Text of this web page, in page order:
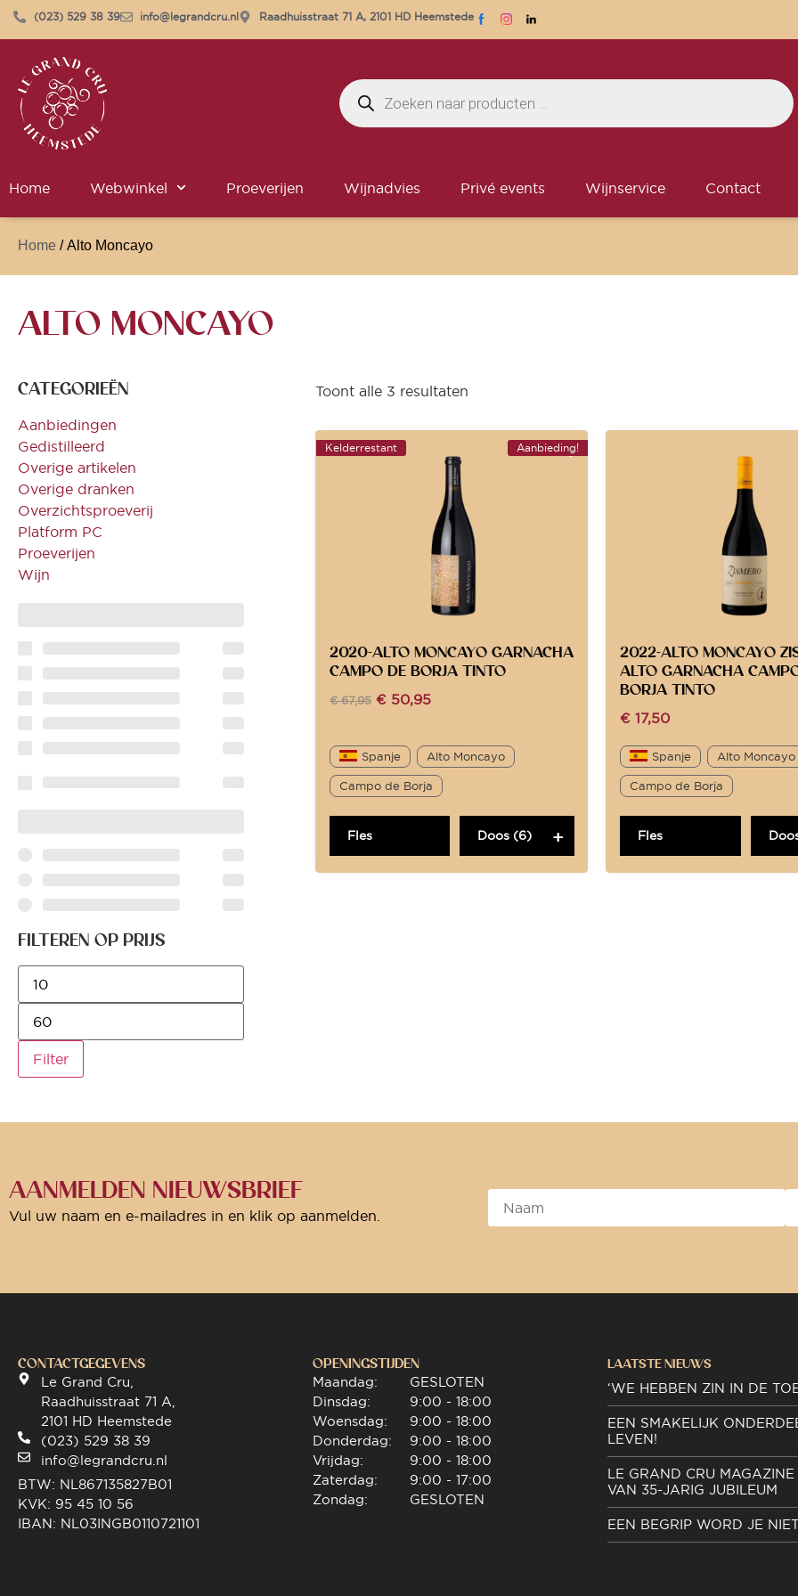
(023) 529 38 39 info@legrandcru.nl Raadhuisstraat 71 A, 2101 HD Heemstede
Home Webwinkel Proeverijen Wijnadvies Privé events Wijnservice Contact
Home / Alto Moncayo
ALTO MONCAYO
CATEGORIEËN
Aanbiedingen
Gedistilleerd
Overige artikelen
Overige dranken
Overzichtsproeverij
Platform PC
Proeverijen
Wijn
FILTEREN OP PRIJS
Filter
Toont alle 3 resultaten
Aanbieding!
Kelderrestant
2020-ALTO MONCAYO GARNACHA
CAMPO DE BORJA TINTO
€67,95 €50,95
Spanje Alto Moncayo
Campo de Borja
Fles Doos (6)
2022-ALTO MONCAYO
ALTO GARNACHA
BORJA TINTO
€ 17,50
Spanje Alto Moncayo
Campo de Borja
Fles
AANMELDEN NIEUWSBRIEF
Vul uw naam en e-mailadres in en klik op aanmelden.
CONTACTGEGEVENS
Le Grand Cru,
Raadhuisstraat 71 A,
2101 HD Heemstede
(023) 529 38 39
info@legrandcru.nl
BTW: NL867135827B01
KVK: 95 45 10 56
IBAN: NL03INGB0110721101
OPENINGSTIJDEN
Maandag:
Dinsdag:
Woensdag:
Donderdag:
Vrijdag:
Zaterdag:
Zondag:
GESLOTEN
9:00 - 18:00
9:00 - 18:00
9:00 - 18:00
9:00 - 18:00
9:00 - 17:00
GESLOTEN
LAATSTE NIEUWS
‘WE HEBBEN ZIN IN DE
EEN SMAKELIJK
LEVEN!
LE GRAND CRU MAGAZINE
VAN 35-JARIG JUBILEUM
EEN BEGRIP WORD JE